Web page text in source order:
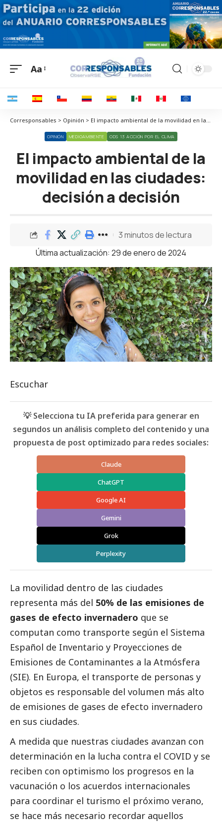
Aa
Corresponsables > Opinión > El impacto ambiental de la movilidad en las ciudades: decisión a decisión
OPINIÓN MEDIOAMBIENTE ODS 13 ACCIÓN POR EL CLIMA
El impacto ambiental de la
movilidad en las ciudades:
decisión a decisión
Última actualización: 29 de enero de 2024
3 minutos de lectura
Escuchar
💡 Selecciona tu IA preferida para generar en
segundos un análisis completo del contenido y una
propuesta de post optimizado para redes sociales:
Claude
ChatGPT
Google AI
Gemini
Grok
Perplexity
La movilidad dentro de las ciudades
representa más del 50% de las emisiones de
gases de efecto invernadero que se
computan como transporte según el Sistema
Español de Inventario y Proyecciones de
Emisiones de Contaminantes a la Atmósfera
(SIE). En Europa, el transporte de personas y
objetos es responsable del volumen más alto
de emisiones de gases de efecto invernadero
en sus ciudades.
A medida que nuestras ciudades avanzan con
determinación en la lucha contra el COVID y se
reciben con optimismo los progresos en la
vacunación o los acuerdos internacionales
para coordinar el turismo el próximo verano,
se hace más necesario recordar aquellos